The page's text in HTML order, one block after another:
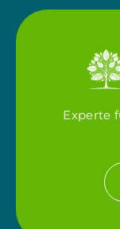
Experte